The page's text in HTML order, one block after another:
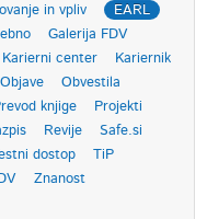
in vpliv
EARL
Galerija FDV
Karierni center
Kariernik
Objave
Obvestila
knjige
Projekti
Revije
Safe.si
dostop
TiP
Znanost